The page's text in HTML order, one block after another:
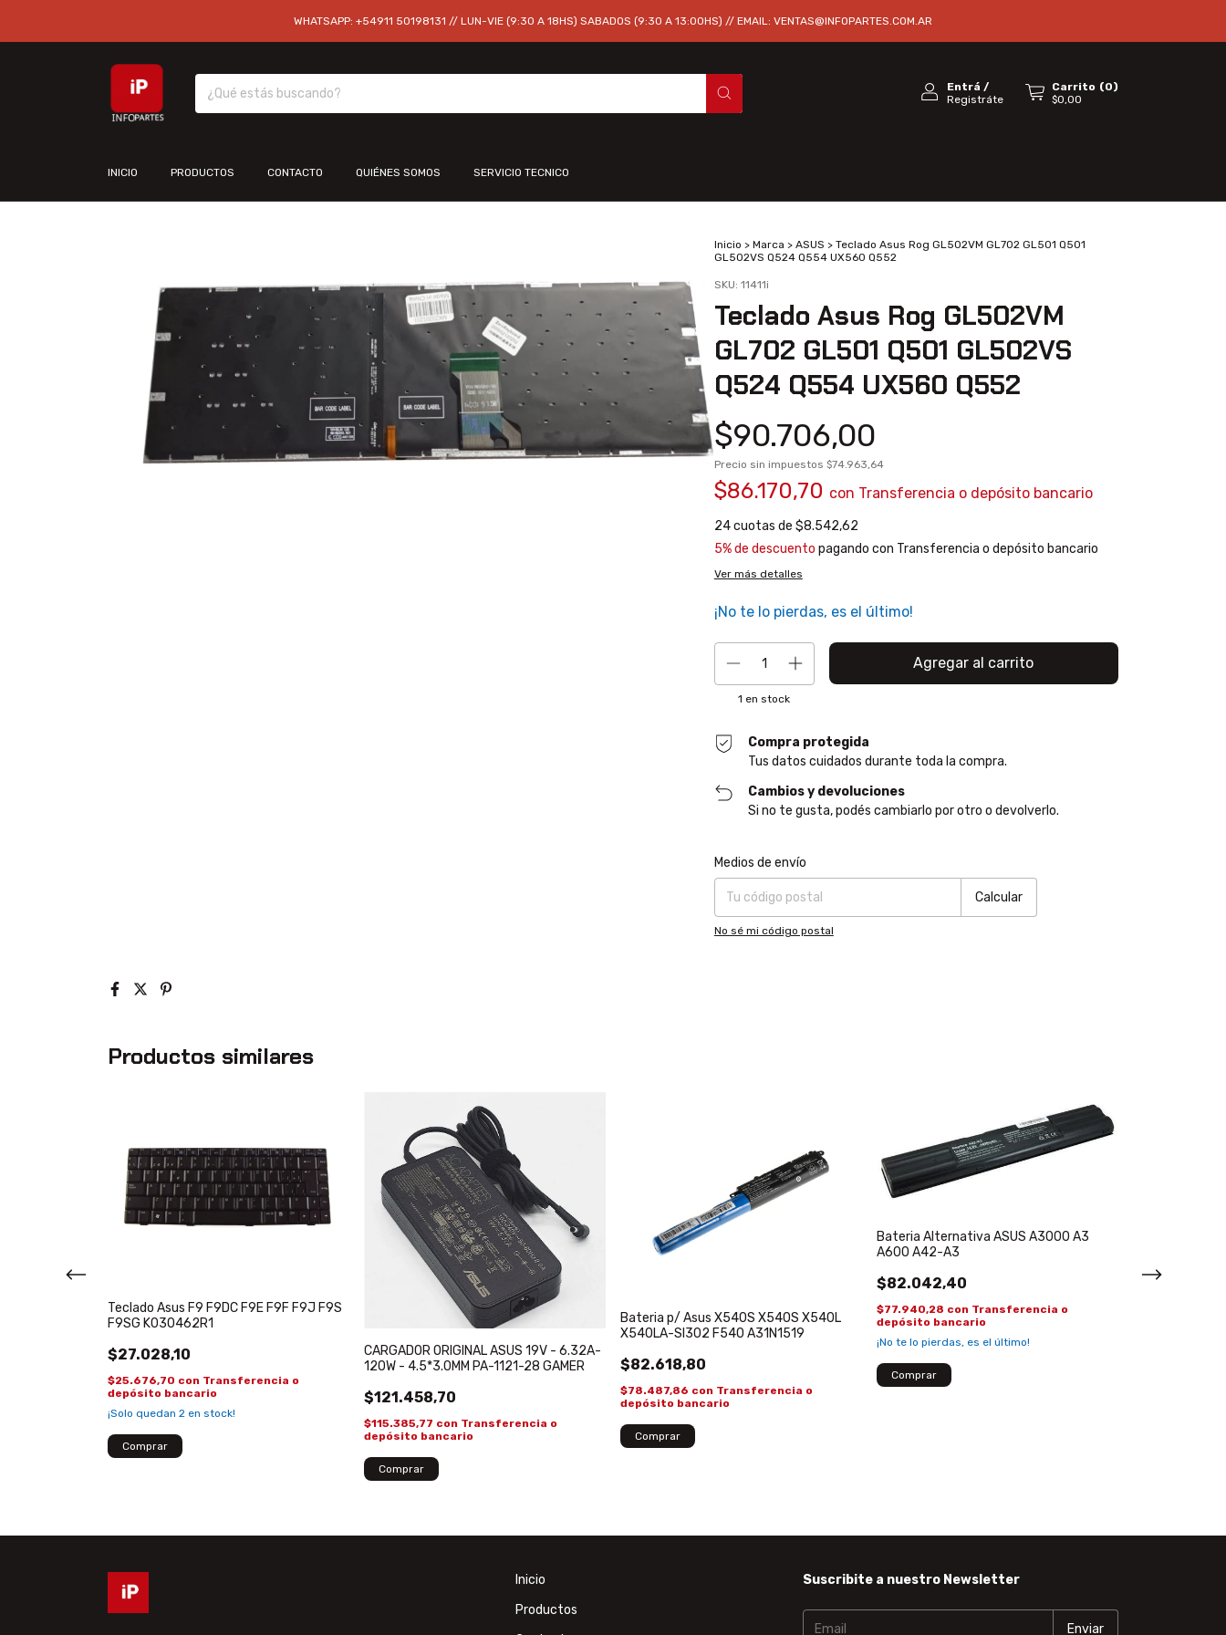
WHATSAPP: +54911 50198131 // LUN-VIE (9:30 A 18HS) SABADOS (9:30 A 13:00HS) // EMAIL: VENTAS@INFOPARTES.COM.AR
Entrá /
Registráte
Carrito (0)
$0,00
INICIO PRODUCTOS CONTACTO QUIÉNES SOMOS SERVICIO TECNICO
Inicio > Marca > ASUS > Teclado Asus Rog GL502VM GL702 GL501 Q501
GL502VS Q524 Q554 UX560 Q552
SKU: 11411i
Teclado Asus Rog GL502VM
GL702 GL501 Q501 GL502VS
Q524 Q554 UX560 Q552
$90.706,00
Precio sin impuestos $74.963,64
$86.170,70 con Transferencia o depósito bancario
24cuotas de $8.542,62
5% de descuento pagando con Transferencia o depósito bancario
Ver más detalles
¡No te lo pierdas, es el último!
1 en stock
Compra protegida
Tus datos cuidados durante toda la compra.
Cambios y devoluciones
Si no te gusta, podés cambiarlo por otro o devolverlo.
Entregas para el CP:
Medios de envío
Calcular
No sé mi código postal
Productos similares
Teclado Asus F9 F9DC F9E F9F F9J F9S
F9SG K030462R1
$27.028,10
$25.676,70 con Transferencia o
depósito bancario
¡Solo quedan 2 en stock!
CARGADOR ORIGINAL ASUS 19V - 6.32A-
120W - 4.5*3.0MM PA-1121-28 GAMER
$121.458,70
$115.385,77 con Transferencia o
depósito bancario
Bateria p/ Asus X540S X540S X540L
X540LA-SI302 F540 A31N1519
$82.618,80
$78.487,86 con Transferencia o
depósito bancario
Bateria Alternativa ASUS A3000 A3
A600 A42-A3
$82.042,40
$77.940,28 con Transferencia o
depósito bancario
¡No te lo pierdas, es el último!
Teclado para
UX490CA
Inicio
Productos
Suscribite a nuestro Newsletter